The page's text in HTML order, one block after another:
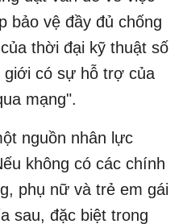
bảo vệ đầy đủ chống
thời đại kỹ thuật số
có sự hỗ trợ của
mạng".
nguồn nhân lực
không có các chính
phụ nữ và trẻ em gái
sau, đặc biệt trong